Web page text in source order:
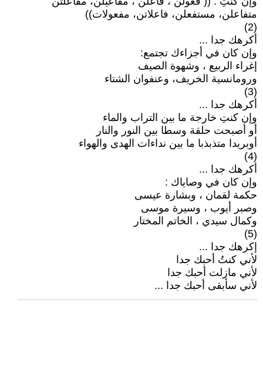
متفاعلن، مستفعلن، فاعلاتن، مفعولات))
(2)
أكرهك جدا ...
وإن كان في أجزاءك تجتمع:
إغراء الربيع ، وشهوة الصيف
ورومانسية الخريف، وعنفوان الشتاء
(3)
أكرهك جدا ...
وإن كنتِ خارجة ما بين التراب والماء
أو أصبحت حلقة وسطا بين النور والنار
أوبريدا متذبذبا ما بين نداءات الهدى والهواء
(4)
أكرهك جدا ...
وإن كان في وصاياك :
حكمة لقمان ، وبشارة عيسى
وصبر أيوب ، وسيرة موسى
وكمال سيدي ، الخاتم المختار
(5)
إكرهك جدا ...
لأني كنتُ أحبك جدا
لأني مازلت أحبك جدا
لأني سأبقى أحبك جدا ...